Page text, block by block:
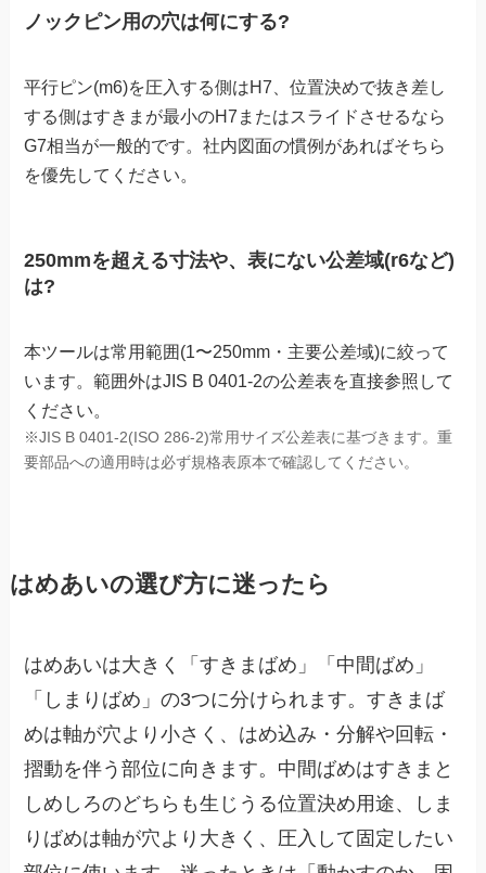
ノックピン用の穴は何にする?
平行ピン(m6)を圧入する側はH7、位置決めで抜き差し
する側はすきまが最小のH7またはスライドさせるなら
G7相当が一般的です。社内図面の慣例があればそちら
を優先してください。
250mmを超える寸法や、表にない公差域(r6など)
は?
本ツールは常用範囲(1〜250mm・主要公差域)に絞って
います。範囲外はJIS B 0401-2の公差表を直接参照して
ください。
※JIS B 0401-2(ISO 286-2)常用サイズ公差表に基づきます。重
要部品への適用時は必ず規格表原本で確認してください。
はめあいの選び方に迷ったら
はめあいは大きく「すきまばめ」「中間ばめ」
「しまりばめ」の3つに分けられます。すきまば
めは軸が穴より小さく、はめ込み・分解や回転・
摺動を伴う部位に向きます。中間ばめはすきまと
しめしろのどちらも生じうる位置決め用途、しま
りばめは軸が穴より大きく、圧入して固定したい